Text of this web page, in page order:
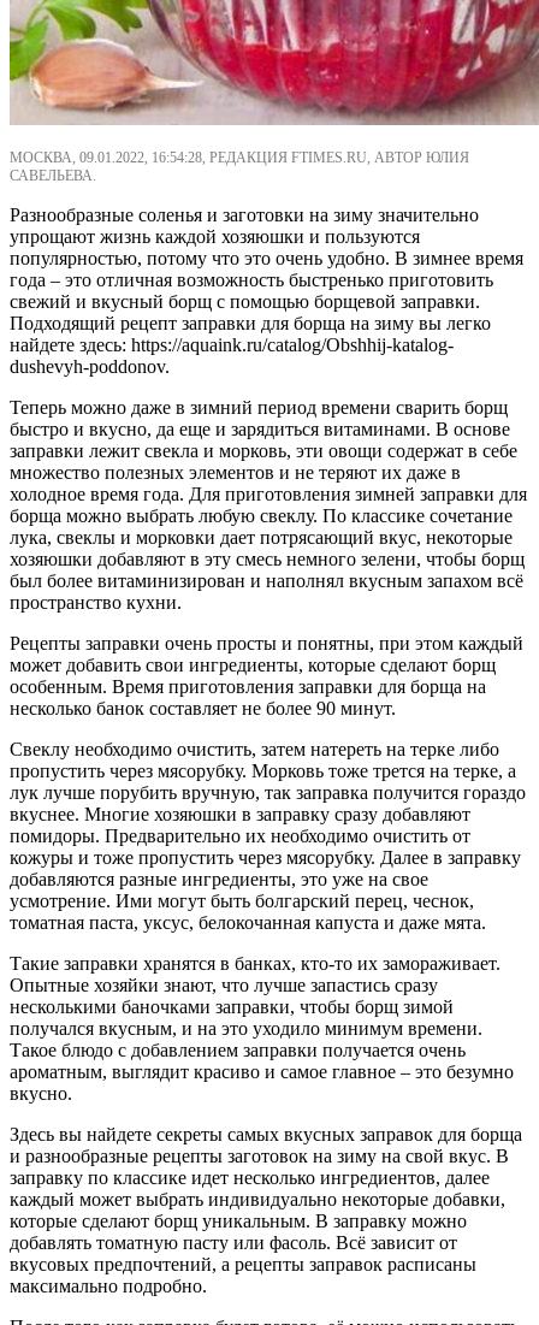
МОСКВА, 09.01.2022, 16:54:28, РЕДАКЦИЯ FTIMES.RU, АВТОР ЮЛИЯ
САВЕЛЬЕВА.
Разнообразные соленья и заготовки на зиму значительно
упрощают жизнь каждой хозяюшки и пользуются
популярностью, потому что это очень удобно. В зимнее время
года – это отличная возможность быстренько приготовить
свежий и вкусный борщ с помощью борщевой заправки.
Подходящий рецепт заправки для борща на зиму вы легко
найдете здесь: https://aquaink.ru/catalog/Obshhij-katalog-
dushevyh-poddonov.
Теперь можно даже в зимний период времени сварить борщ
быстро и вкусно, да еще и зарядиться витаминами. В основе
заправки лежит свекла и морковь, эти овощи содержат в себе
множество полезных элементов и не теряют их даже в
холодное время года. Для приготовления зимней заправки для
борща можно выбрать любую свеклу. По классике сочетание
лука, свеклы и морковки дает потрясающий вкус, некоторые
хозяюшки добавляют в эту смесь немного зелени, чтобы борщ
был более витаминизирован и наполнял вкусным запахом всё
пространство кухни.
Рецепты заправки очень просты и понятны, при этом каждый
может добавить свои ингредиенты, которые сделают борщ
особенным. Время приготовления заправки для борща на
несколько банок составляет не более 90 минут.
Свеклу необходимо очистить, затем натереть на терке либо
пропустить через мясорубку. Морковь тоже трется на терке, а
лук лучше порубить вручную, так заправка получится гораздо
вкуснее. Многие хозяюшки в заправку сразу добавляют
помидоры. Предварительно их необходимо очистить от
кожуры и тоже пропустить через мясорубку. Далее в заправку
добавляются разные ингредиенты, это уже на свое
усмотрение. Ими могут быть болгарский перец, чеснок,
томатная паста, уксус, белокочанная капуста и даже мята.
Такие заправки хранятся в банках, кто-то их замораживает.
Опытные хозяйки знают, что лучше запастись сразу
несколькими баночками заправки, чтобы борщ зимой
получался вкусным, и на это уходило минимум времени.
Такое блюдо с добавлением заправки получается очень
ароматным, выглядит красиво и самое главное – это безумно
вкусно.
Здесь вы найдете секреты самых вкусных заправок для борща
и разнообразные рецепты заготовок на зиму на свой вкус. В
заправку по классике идет несколько ингредиентов, далее
каждый может выбрать индивидуально некоторые добавки,
которые сделают борщ уникальным. В заправку можно
добавлять томатную пасту или фасоль. Всё зависит от
вкусовых предпочтений, а рецепты заправок расписаны
максимально подробно.